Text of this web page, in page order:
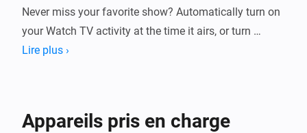
Never miss your favorite show? Automatically turn on
your Watch TV activity at the time it airs, or turn
everything off around midnight. The possibilities are
Lire plus ›
Appareils pris en charge